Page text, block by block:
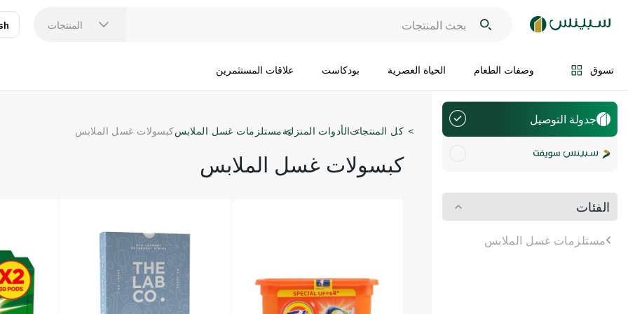
المنتجات
تسوق وصفات الطعام الحياة العصرية بودكاست علاقات المستثمرين
جدولة التوصيل
الفئات
مستلزمات غسل الملابس
كل المنتجاتالأدوات المنزليةمستلزمات غسل الملابسكبسولات غسل الملابس
كبسولات غسل الملابس